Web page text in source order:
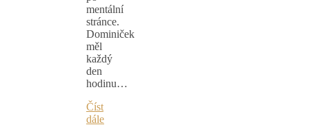
mentální
stránce.
Dominiček
měl
každý
den
hodinu…
Číst
dále